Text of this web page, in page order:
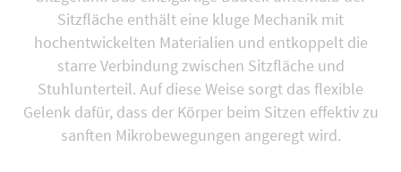
Sitzfläche enthält eine kluge Mechanik mit
hochentwickelten Materialien und entkoppelt die
starre Verbindung zwischen Sitzfläche und
Stuhlunterteil. Auf diese Weise sorgt das flexible
Gelenk dafür, dass der Körper beim Sitzen effektiv zu
sanften Mikrobewegungen angeregt wird.